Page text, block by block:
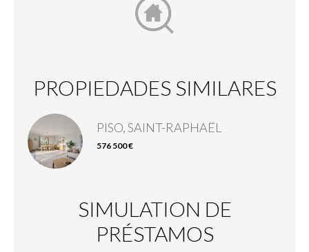
PROPIEDADES SIMILARES
PISO, SAINT-RAPHAËL
576 500 €
SIMULATION DE
PRÉSTAMOS